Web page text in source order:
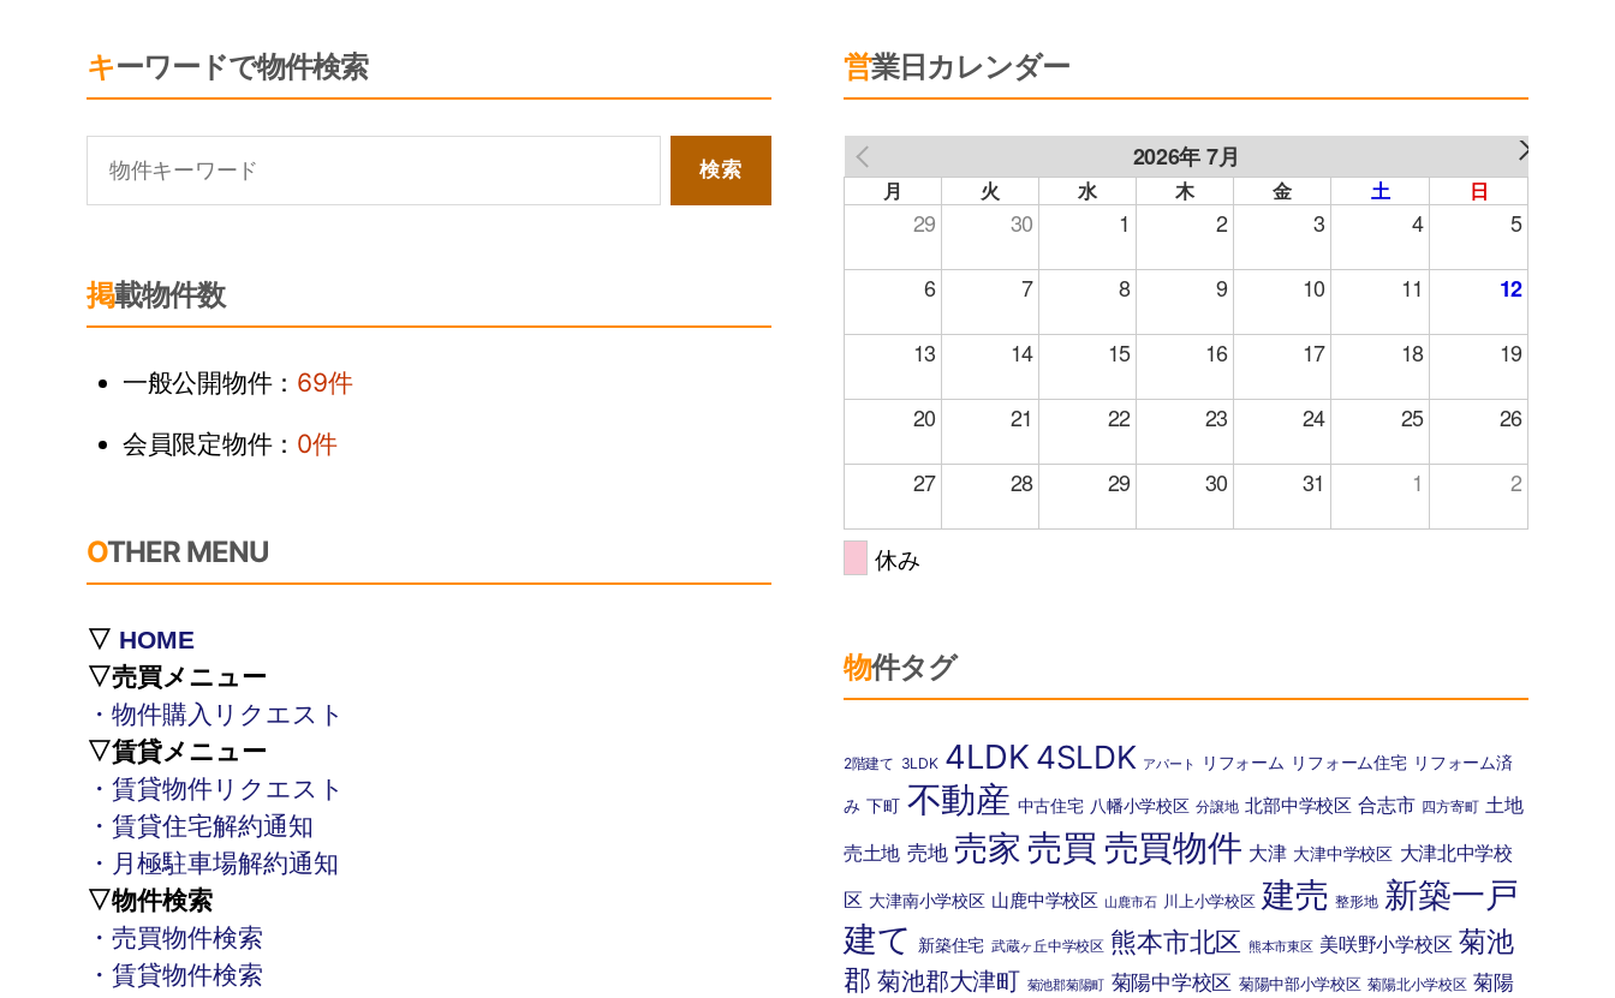
キーワードで物件検索
掲載物件数
一般公開物件： 69件
会員限定物件： 0件
OTHER MENU
▽ HOME
▽売買メニュー
・物件購入リクエスト
▽賃貸メニュー
・賃貸物件リクエスト
・賃貸住宅解約通知
・月極駐車場解約通知
▽物件検索
・売買物件検索
・賃貸物件検索
営業日カレンダー
2026年 7月
月 火 水 木 金 土 日
29 30 1 2 3 4 5
6 7 8 9 10 11 12
13 14 15 16 17 18 19
20 21 22 23 24 25 26
27 28 29 30 31 1 2
休み
物件タグ
2階建て 3LDK 4LDK 4SLDK アパート リフォーム リフォーム住宅 リフォーム済
み 下町 不動産 中古住宅 八幡小学校区 分譲地 北部中学校区 合志市 四方寄町 土地
売土地 売地 売家 売買 売買物件 大津 大津中学校区 大津北中学校
区 大津南小学校区 山鹿中学校区 山鹿市石 川上小学校区 建売 整形地 新築一戸
建て 新築住宅 武蔵ヶ丘中学校区 熊本市北区 熊本市東区 美咲野小学校区 菊池
郡 菊池郡大津町 菊池郡菊陽町 菊陽中学校区 菊陽中部小学校区 菊陽北小学校区 菊陽